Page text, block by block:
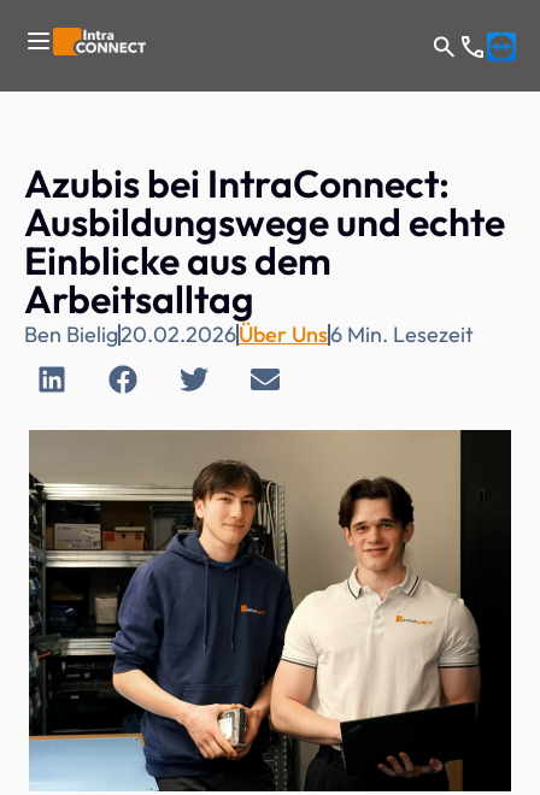
Azubis bei IntraConnect:
Ausbildungswege und echte
Einblicke aus dem
Arbeitsalltag
Ben Bielig20.02.2026Über Uns6 Min. Lesezeit